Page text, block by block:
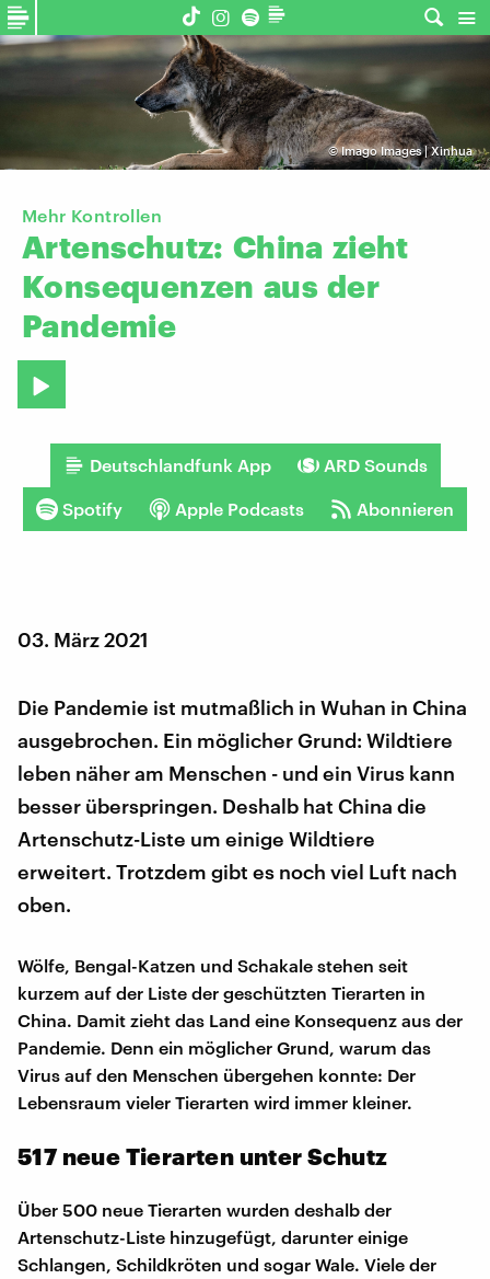
©Imago Images | Xinhua
Mehr Kontrollen
Artenschutz: China zieht
Konsequenzen aus der
Pandemie
Deutschlandfunk App ARD Sounds
Spotify Apple Podcasts Abonnieren
03. März 2021
Die Pandemie ist mutmaßlich in Wuhan in China
ausgebrochen. Ein möglicher Grund: Wildtiere
leben näher am Menschen - und ein Virus kann
besser überspringen. Deshalb hat China die
Artenschutz-Liste um einige Wildtiere
erweitert. Trotzdem gibt es noch viel Luft nach
oben.
Wölfe, Bengal-Katzen und Schakale stehen seit
kurzem auf der Liste der geschützten Tierarten in
China. Damit zieht das Land eine Konsequenz aus der
Pandemie. Denn ein möglicher Grund, warum das
Virus auf den Menschen übergehen konnte: Der
Lebensraum vieler Tierarten wird immer kleiner.
517 neue Tierarten unter Schutz
Über 500 neue Tierarten wurden deshalb der
Artenschutz-Liste hinzugefügt, darunter einige
Schlangen, Schildkröten und sogar Wale. Viele der